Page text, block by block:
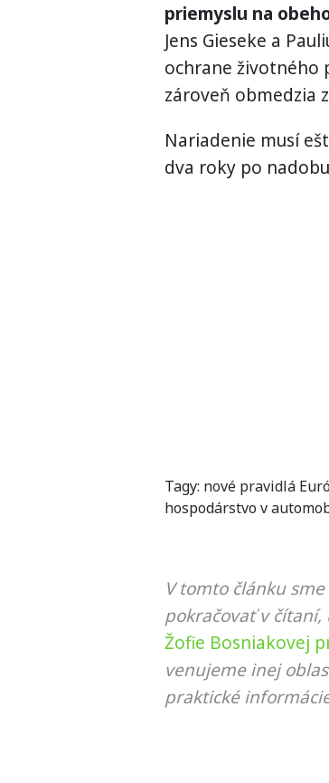
priemyslu na
Jens Gieseke a
ochrane životného
zároveň obmedzia
Nariadenie musí
dva roky po
Tagy: nové pravidlá
hospodárstvo v
V tomto článku
pokračovať v
Žofie Bosniakovej
venujeme inej
praktické